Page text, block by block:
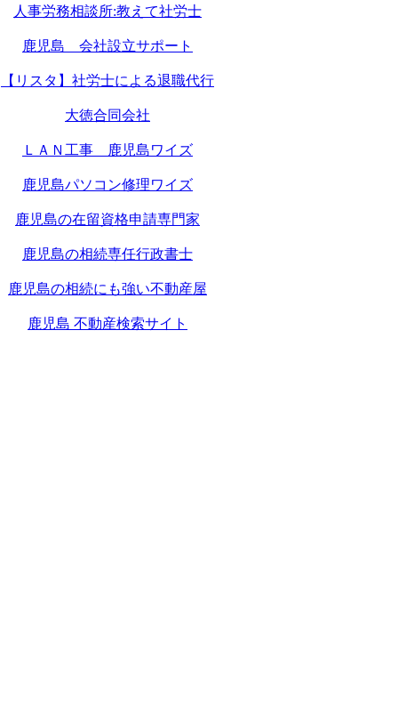
人事労務相談所:教えて社労士
鹿児島 会社設立サポート
【リスタ】社労士による退職代行
大徳合同会社
ＬＡＮ工事 鹿児島ワイズ
鹿児島パソコン修理ワイズ
鹿児島の在留資格申請専門家
鹿児島の相続専任行政書士
鹿児島の相続にも強い不動産屋
鹿児島 不動産検索サイト